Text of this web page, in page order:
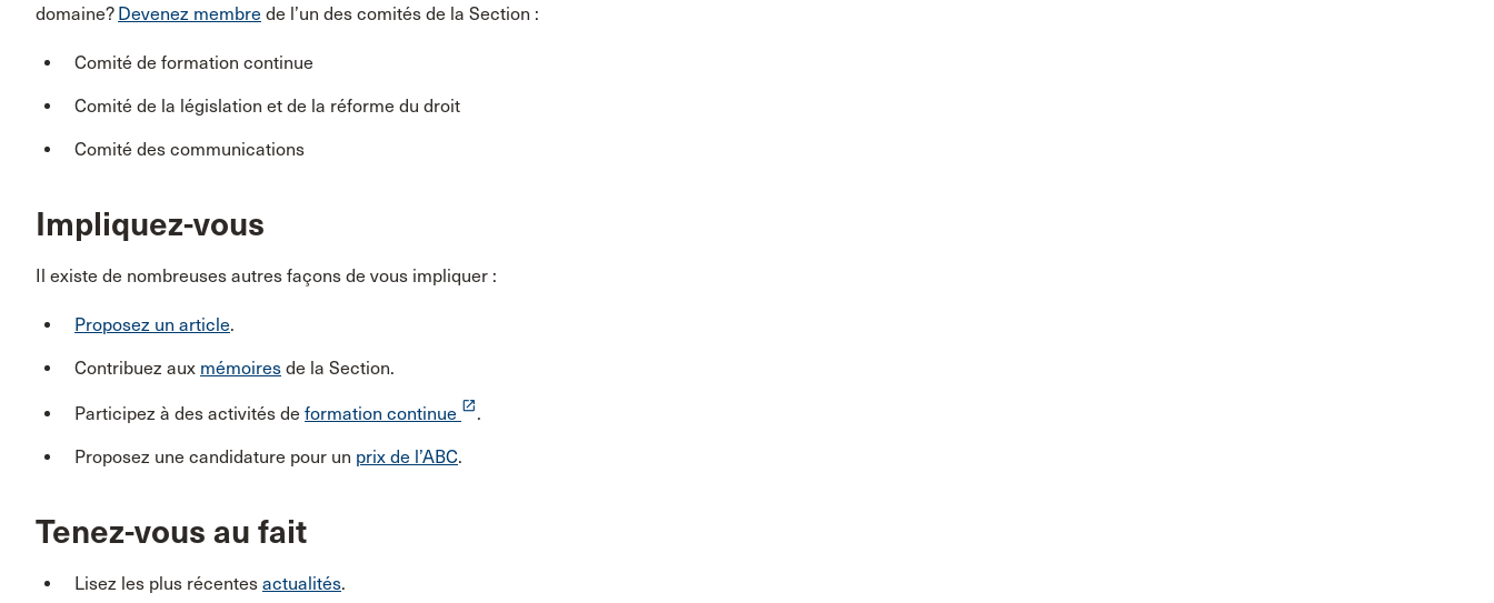
domaine? Devenez membre de l’un des comités de la Section :
Comité de formation continue
Comité de la législation et de la réforme du droit
Comité des communications
Impliquez-vous
Il existe de nombreuses autres façons de vous impliquer :
Proposez un article.
Contribuez aux mémoires de la Section.
Participez à des activités de formation continue launch .
Proposez une candidature pour un prix de l’ABC.
Tenez-vous au fait
Lisez les plus récentes actualités.